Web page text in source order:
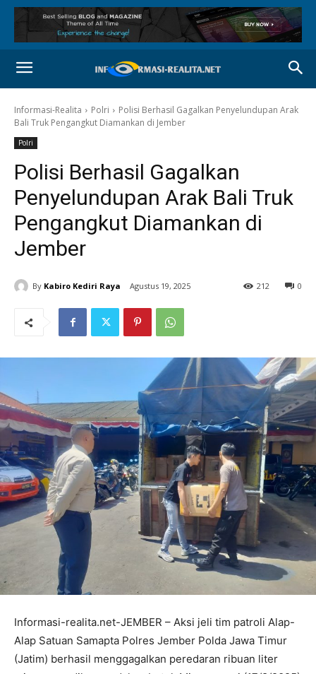
Informasi-Realita Polri
Polisi Berhasil Gagalkan Penyelundupan Arak
Bali Truk Pengangkut Diamankan di Jember
Polri
Polisi Berhasil Gagalkan
Penyelundupan Arak Bali Truk
Pengangkut Diamankan di
Jember
By Kabiro Kediri Raya Agustus 19, 2025 0
212
Informasi-realita.net-JEMBER – Aksi jeli tim patroli Alap-
Alap Satuan Samapta Polres Jember Polda Jawa Timur
(Jatim) berhasil menggagalkan peredaran ribuan liter